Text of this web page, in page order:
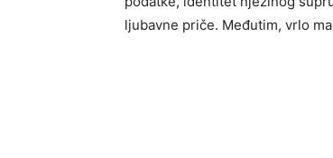
ljubavne priče. Međutim, vrlo